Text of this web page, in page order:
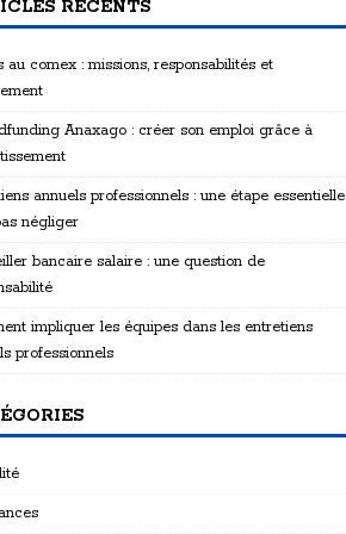
RÉCENTS
au comex : missions, responsabilités et
Anaxago : créer son emploi grâce à
annuels professionnels : une étape essentielle
négliger
bancaire salaire : une question de
impliquer les équipes dans les entretiens
professionnels